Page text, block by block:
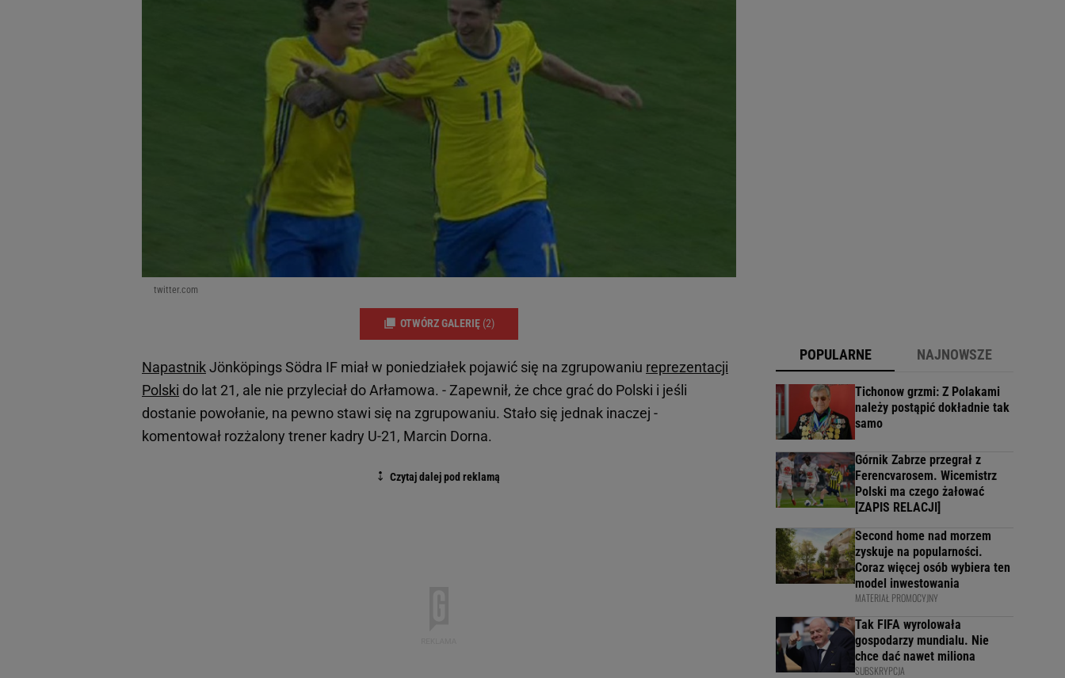
twitter.com
OTWÓRZ GALERIĘ (2)
NapastnikJönköpings Södra IF miał w poniedziałek pojawić się na zgrupowaniu reprezentacji
Polski do lat 21, ale nie przyleciał do Arłamowa. - Zapewnił, że chce grać do Polski i jeśli
dostanie powołanie, na pewno stawi się na zgrupowaniu. Stało się jednak inaczej -
komentował rozżalony trener kadry U-21, Marcin Dorna.
POPULARNE NAJNOWSZE
Tichonow grzmi: Z Polakami
należy postąpić dokładnie tak
samo
Górnik Zabrze przegrał z
Ferencvarosem. Wicemistrz
Polski ma czego żałować
[ZAPIS RELACJI]
Second home nad morzem
zyskuje na popularności.
Coraz więcej osób wybiera ten
model inwestowania
MATERIAŁ PROMOCYJNY
Tak FIFA wyrolowała
gospodarzy mundialu. Nie
chce dać nawet miliona
SUBSKRYPCJA